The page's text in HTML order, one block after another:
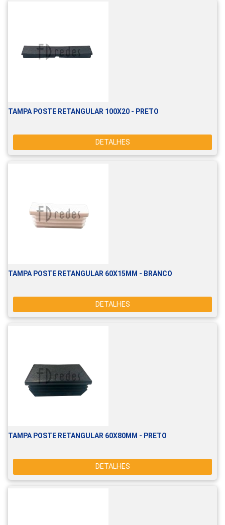
TAMPA POSTE RETANGULAR 100X20 - PRETO
DETALHES
TAMPA POSTE RETANGULAR 60X15MM - BRANCO
DETALHES
TAMPA POSTE RETANGULAR 60X80MM - PRETO
DETALHES